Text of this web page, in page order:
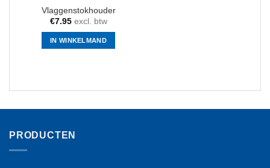
op
de
productpagina
Vlaggenstokhouder
€7.95excl. btw
IN WINKELMAND
PRODUCTEN